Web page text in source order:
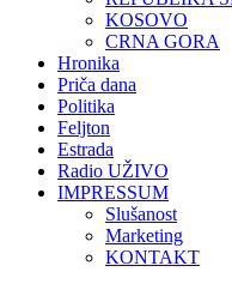
KOSOVO
CRNA GORA
Hronika
Priča dana
Politika
Feljton
Estrada
Radio UŽIVO
IMPRESSUM
Slušanost
Marketing
KONTAKT